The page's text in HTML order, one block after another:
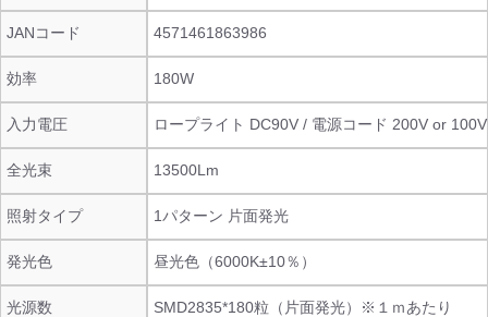
JANコード 4571461863986
効率 180W
入力電圧 ロープライト DC90V / 電源コード 200V or 100V
全光束 13500Lm
照射タイプ 1パターン 片面発光
発光色 昼光色（6000K±10％）
光源数 SMD2835*180粒（片面発光）※１ｍあたり